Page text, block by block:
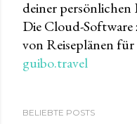
deiner persönlichen
Die Cloud-
von Reiseplänen für
guibo.travel
BELIEBTE POSTS